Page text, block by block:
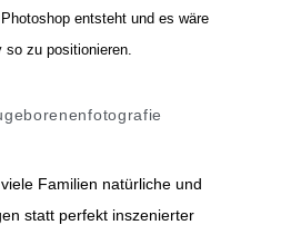
entsteht und es wäre
zu positionieren.
Familien natürliche und
statt perfekt inszenierter